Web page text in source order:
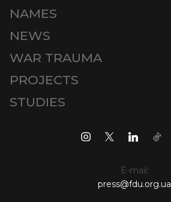
NAMES
NEWS
WAR TRAUMA
PROJECTS
STUDIES
E-mail:
press@fdu.org.ua